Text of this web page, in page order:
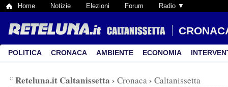
Home Notizie Elezioni Forum Radio ▼
POLITICA CRONACA AMBIENTE ECONOMIA
Reteluna.it Caltanissetta › Cronaca› Caltanissetta